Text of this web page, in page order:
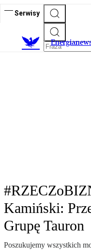
Serwisy
E
Kamiński:
Grupę Tauron
Poszukujemy wszystkich